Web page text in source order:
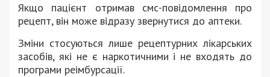
Якщо пацієнт отримав смс-повідомлення про
рецепт, він може відразу звернутися до аптеки.
Зміни стосуються лише рецептурних лікарських
засобів, які не є наркотичними і не входять до
програми реімбурсації.